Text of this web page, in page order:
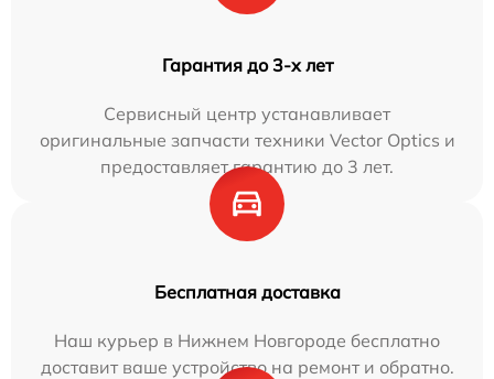
Гарантия до 3-х лет
Сервисный центр устанавливает
оригинальные запчасти техники Vector Optics и
предоставляет гарантию до 3 лет.
Бесплатная доставка
Наш курьер в Нижнем Новгороде бесплатно
доставит ваше устройство на ремонт и обратно.